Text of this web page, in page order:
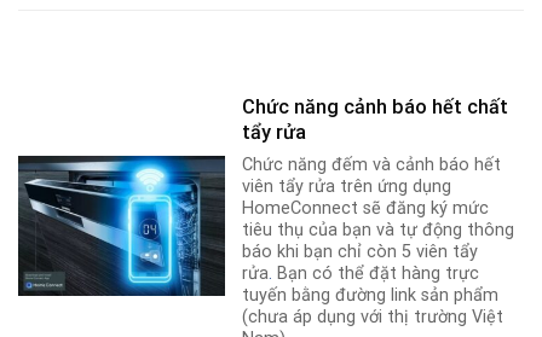
Chức năng cảnh báo hết chất
tẩy rửa
Chức năng đếm và cảnh báo hết
viên tẩy rửa trên ứng dụng
HomeConnect sẽ đăng ký mức
tiêu thụ của bạn và tự động thông
báo khi bạn chỉ còn 5 viên tẩy
rửa. Bạn có thể đặt hàng trực
tuyến bằng đường link sản phẩm
(chưa áp dụng với thị trường Việt